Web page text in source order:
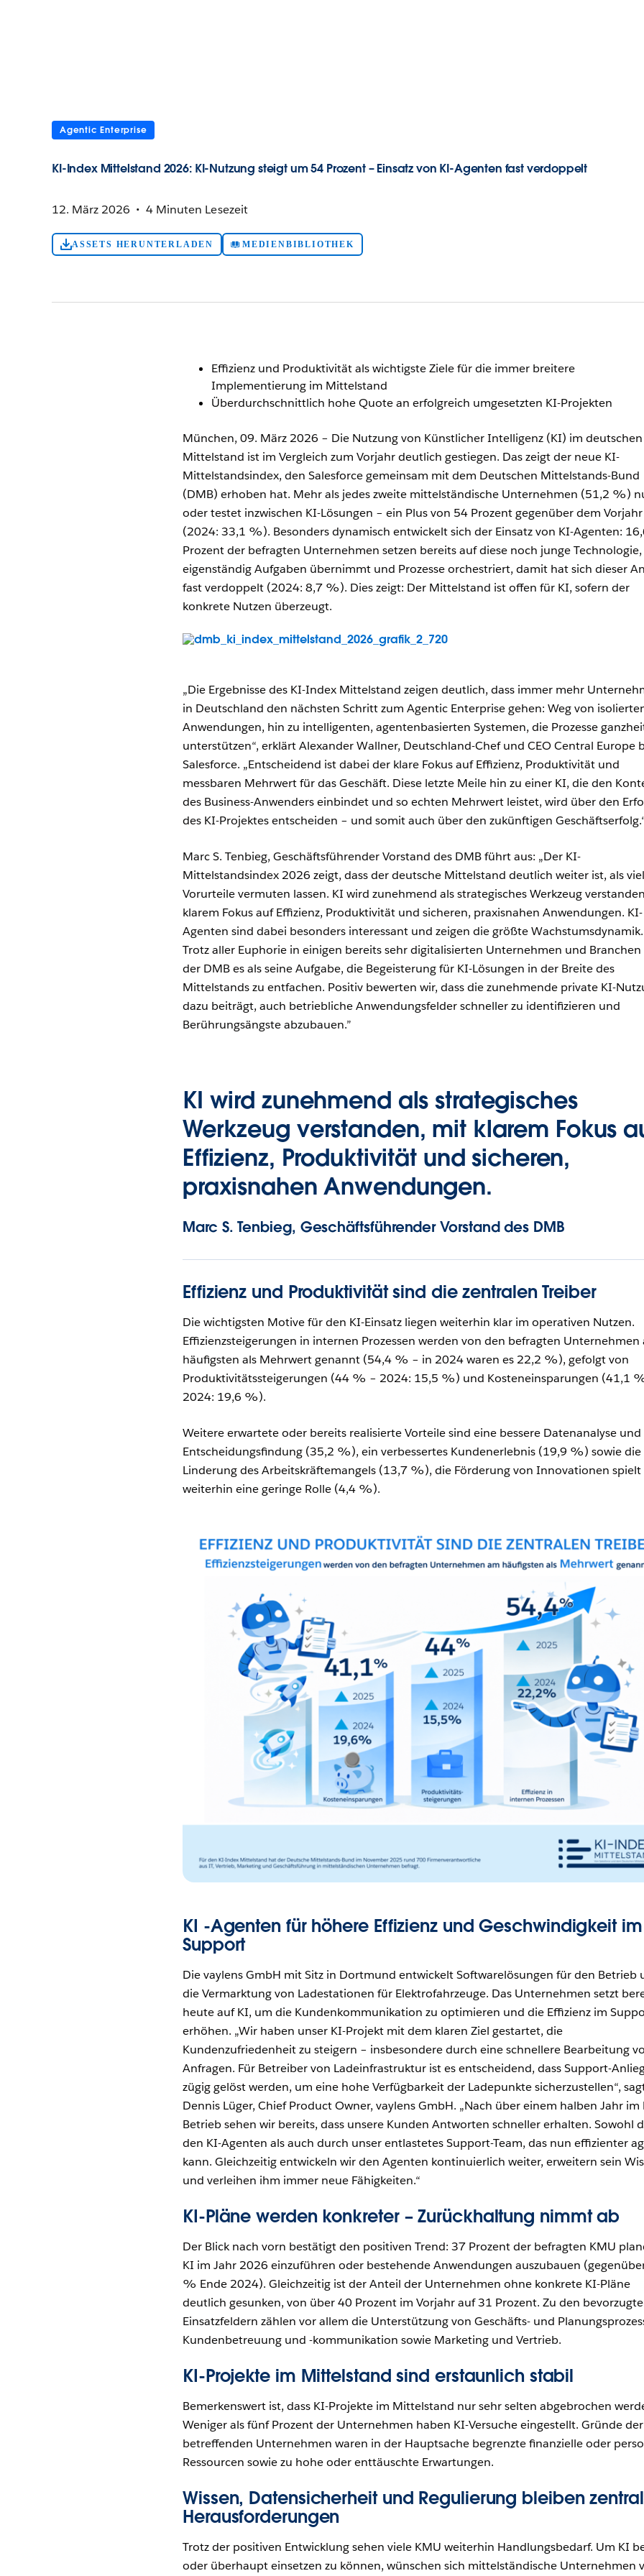
Agentic Enterprise
KI-Index Mittelstand 2026: KI-Nutzung steigt um 54 Prozent – Einsatz von KI-Agenten fast verdoppelt
12. März 2026 4 Minuten Lesezeit
ASSETS HERUNTERLADEN MEDIENBIBLIOTHEK
Effizienz und Produktivität als wichtigste Ziele für die immer breitere
Implementierung im Mittelstand
Überdurchschnittlich hohe Quote an erfolgreich umgesetzten KI-Projekten
München, 09. März 2026 – Die Nutzung von Künstlicher Intelligenz (KI) im deutschen
Mittelstand ist im Vergleich zum Vorjahr deutlich gestiegen. Das zeigt der neue KI-
Mittelstandsindex, den Salesforce gemeinsam mit dem Deutschen Mittelstands-Bund
(DMB) erhoben hat. Mehr als jedes zweite mittelständische Unternehmen (51,2 %)
oder testet inzwischen KI-Lösungen – ein Plus von 54 Prozent gegenüber dem Vorjahr
(2024: 33,1 %). Besonders dynamisch entwickelt sich der Einsatz von KI-Agenten:
Prozent der befragten Unternehmen setzen bereits auf diese noch junge
eigenständig Aufgaben übernimmt und Prozesse orchestriert, damit hat sich dieser
fast verdoppelt (2024: 8,7 %). Dies zeigt: Der Mittelstand ist offen für KI, sofern der
konkrete Nutzen überzeugt.
Modal-Abbildung öffnen
„Die Ergebnisse des KI-Index Mittelstand zeigen deutlich, dass immer mehr
in Deutschland den nächsten Schritt zum Agentic Enterprise gehen: Weg von
Anwendungen, hin zu intelligenten, agentenbasierten Systemen, die Prozesse
unterstützen“, erklärt Alexander Wallner, Deutschland-Chef und CEO Central Europe
Salesforce. „Entscheidend ist dabei der klare Fokus auf Effizienz, Produktivität und
messbaren Mehrwert für das Geschäft. Diese letzte Meile hin zu einer KI, die den
des Business-Anwenders einbindet und so echten Mehrwert leistet, wird über den
des KI-Projektes entscheiden – und somit auch über den zukünftigen
Marc S. Tenbieg, Geschäftsführender Vorstand des DMB führt aus: „Der KI-
Mittelstandsindex 2026 zeigt, dass der deutsche Mittelstand deutlich weiter ist, als
Vorurteile vermuten lassen. KI wird zunehmend als strategisches Werkzeug
klarem Fokus auf Effizienz, Produktivität und sicheren, praxisnahen Anwendungen. KI-
Agenten sind dabei besonders interessant und zeigen die größte Wachstumsdynamik.
Trotz aller Euphorie in einigen bereits sehr digitalisierten Unternehmen und Branchen
der DMB es als seine Aufgabe, die Begeisterung für KI-Lösungen in der Breite des
Mittelstands zu entfachen. Positiv bewerten wir, dass die zunehmende private KI-
dazu beiträgt, auch betriebliche Anwendungsfelder schneller zu identifizieren und
Berührungsängste abzubauen.”
KI wird zunehmend als strategisches
Werkzeug verstanden, mit klarem Fokus
Effizienz, Produktivität und sicheren,
praxisnahen Anwendungen.
Marc S. Tenbieg, Geschäftsführender Vorstand des DMB
Effizienz und Produktivität sind die zentralen Treiber
Die wichtigsten Motive für den KI-Einsatz liegen weiterhin klar im operativen Nutzen.
Effizienzsteigerungen in internen Prozessen werden von den befragten Unternehmen
häufigsten als Mehrwert genannt (54,4 % – in 2024 waren es 22,2 %), gefolgt von
Produktivitätssteigerungen (44 % – 2024: 15,5 %) und Kosteneinsparungen (41,1
2024: 19,6 %).
Weitere erwartete oder bereits realisierte Vorteile sind eine bessere Datenanalyse und
Entscheidungsfindung (35,2 %), ein verbessertes Kundenerlebnis (19,9 %) sowie die
Linderung des Arbeitskräftemangels (13,7 %), die Förderung von Innovationen spielt
weiterhin eine geringe Rolle (4,4 %).
KI -Agenten für höhere Effizienz und Geschwindigkeit im
Support
Die vaylens GmbH mit Sitz in Dortmund entwickelt Softwarelösungen für den Betrieb
die Vermarktung von Ladestationen für Elektrofahrzeuge. Das Unternehmen setzt
heute auf KI, um die Kundenkommunikation zu optimieren und die Effizienz im
erhöhen. „Wir haben unser KI-Projekt mit dem klaren Ziel gestartet, die
Kundenzufriedenheit zu steigern – insbesondere durch eine schnellere Bearbeitung
Anfragen. Für Betreiber von Ladeinfrastruktur ist es entscheidend, dass Support-
zügig gelöst werden, um eine hohe Verfügbarkeit der Ladepunkte sicherzustellen“,
Dennis Lüger, Chief Product Owner, vaylens GmbH. „Nach über einem halben Jahr im
Betrieb sehen wir bereits, dass unsere Kunden Antworten schneller erhalten. Sowohl
den KI-Agenten als auch durch unser entlastetes Support-Team, das nun effizienter
kann. Gleichzeitig entwickeln wir den Agenten kontinuierlich weiter, erweitern sein
und verleihen ihm immer neue Fähigkeiten.“
KI-Pläne werden konkreter – Zurückhaltung nimmt ab
Der Blick nach vorn bestätigt den positiven Trend: 37 Prozent der befragten KMU
KI im Jahr 2026 einzuführen oder bestehende Anwendungen auszubauen
% Ende 2024). Gleichzeitig ist der Anteil der Unternehmen ohne konkrete KI-Pläne
deutlich gesunken, von über 40 Prozent im Vorjahr auf 31 Prozent. Zu den
Einsatzfeldern zählen vor allem die Unterstützung von Geschäfts- und
Kundenbetreuung und -kommunikation sowie Marketing und Vertrieb.
KI-Projekte im Mittelstand sind erstaunlich stabil
Bemerkenswert ist, dass KI-Projekte im Mittelstand nur sehr selten abgebrochen
Weniger als fünf Prozent der Unternehmen haben KI-Versuche eingestellt. Gründe der
betreffenden Unternehmen waren in der Hauptsache begrenzte finanzielle oder
Ressourcen sowie zu hohe oder enttäuschte Erwartungen.
Wissen, Datensicherheit und Regulierung bleiben
Herausforderungen
Trotz der positiven Entwicklung sehen viele KMU weiterhin Handlungsbedarf. Um KI
oder überhaupt einsetzen zu können, wünschen sich mittelständische Unternehmen